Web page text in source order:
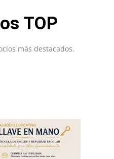
TOP
más destacados.